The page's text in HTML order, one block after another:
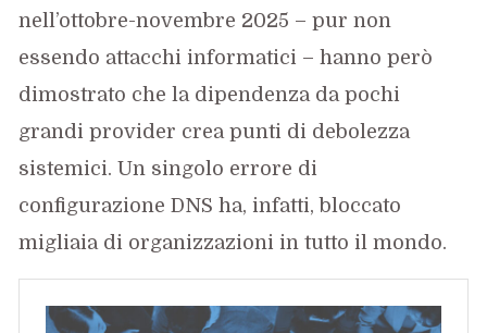
nell’ottobre-novembre 2025 – pur non
essendo attacchi informatici – hanno però
dimostrato che la dipendenza da pochi
grandi provider crea punti di debolezza
sistemici. Un singolo errore di
configurazione DNS ha, infatti, bloccato
migliaia di organizzazioni in tutto il mondo.